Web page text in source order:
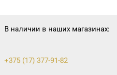
В наличии в наших магазинах:
+375 (17) 377-91-82